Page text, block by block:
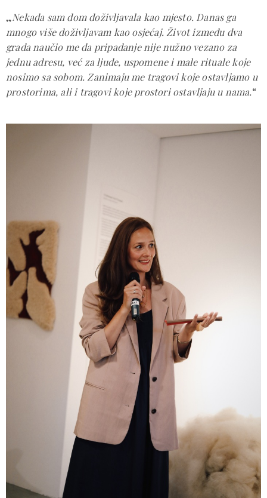
„Nekada sam dom doživljavala kao mjesto. Danas ga
mnogo više doživljavam kao osjećaj. Život između dva
grada naučio me da pripadanje nije nužno vezano za
jednu adresu, već za ljude, uspomene i male rituale koje
nosimo sa sobom. Zanimaju me tragovi koje ostavljamo u
prostorima, ali i tragovi koje prostori ostavljaju u nama.“